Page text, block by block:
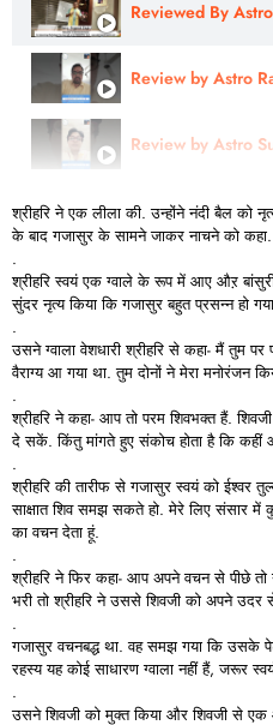
श्रीहरिनेएकलीलाकी.उन्होंनेनंदीबैलको
केबादगजासुरकेसामनेजाकरनाचनेकोकहा.
.
श्रीहरिस्वयंएकग्वालेकेरूपमें आए औऱ
सुंदरनृत्यकियाकिगजासुरबहुतप्रसन्नहो
.
उसनेग्वालावेशधारीश्रीहरिसेकहा-मैंतुमपर
वैराग्यआगया था.तुमदोनोंनेमेरामनोरंजन
.
श्रीहरिनेकहा- आपतोपरमशिवभक्तहैं.
देसकें.किंतुमांगतेहुएसंकोचहोताहैकिकहीं
.
श्रीहरिकीतारीफसेगजासुरस्वयंकोईश्वर
साक्षातशिवसमझसकतेहो.मेरेलिएसंसारमें
कावचनदेताहूं.
.
श्रीहरिनेफिरकहा- आपअपनेवचनसेपीछेतो
भरीतोश्रीहरिनेउससेशिवजीको अपनेउदर
.
गजासुरवचनबद्धथा.वहसमझगयाकिउसके
रहस्ययहकोईसाधारणग्वालानहींहैं,जरूर
.
उसनेशिवजीकोमुक्तकिया औरशिवजीसेएक